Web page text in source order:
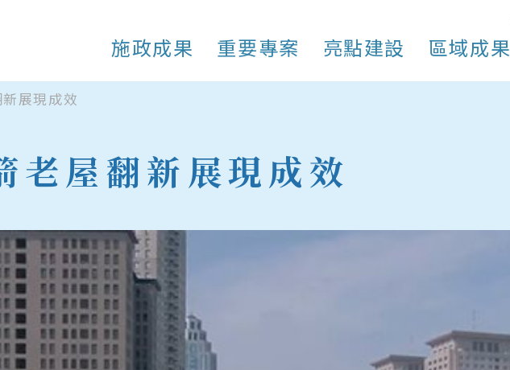
施政成果 重要專案 亮點建設 區域成果
展現成效
老屋翻新展現成效